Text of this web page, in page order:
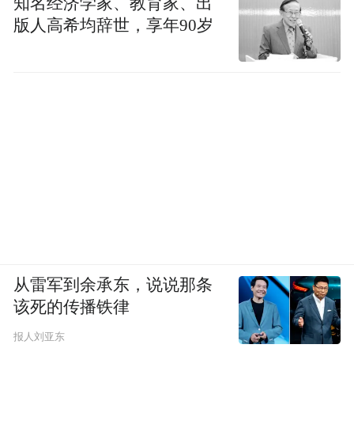
版人高希均辞世，享年90岁
从雷军到余承东，说说那条
该死的传播铁律
报人刘亚东